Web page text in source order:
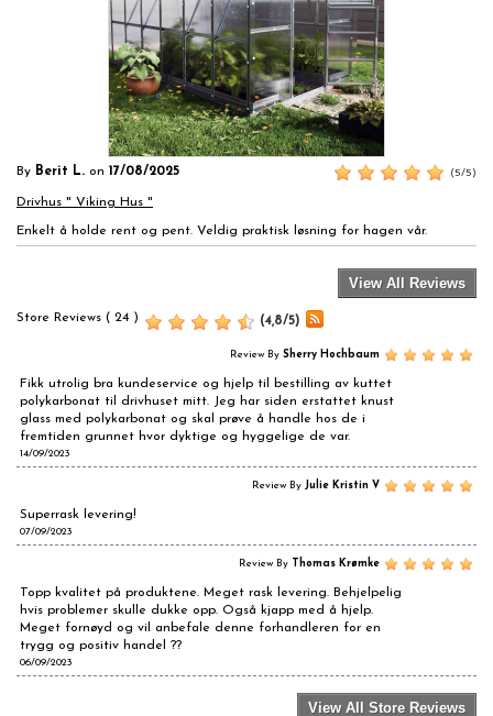
By Berit L. on 17/08/2025 (5/5)
Drivhus " Viking Hus "
Enkelt å holde rent og pent. Veldig praktisk løsning for hagen vår.
View All Reviews
Store Reviews ( 24 ) (4,8/5)
Review By Sherry Hochbaum
Fikk utrolig bra kundeservice og hjelp til bestilling av kuttet
polykarbonat til drivhuset mitt. Jeg har siden erstattet knust
glass med polykarbonat og skal prøve å handle hos de i
fremtiden grunnet hvor dyktige og hyggelige de var.
14/09/2023
Review By Julie Kristin V
Superrask levering!
07/09/2023
Review By Thomas Krømke
Topp kvalitet på produktene. Meget rask levering. Behjelpelig
hvis problemer skulle dukke opp. Også kjapp med å hjelp.
Meget fornøyd og vil anbefale denne forhandleren for en
trygg og positiv handel ??
06/09/2023
View All Store Reviews